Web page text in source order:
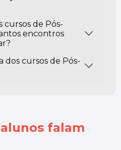
cursos de Pós-
encontros
dos cursos de Pós-
falam